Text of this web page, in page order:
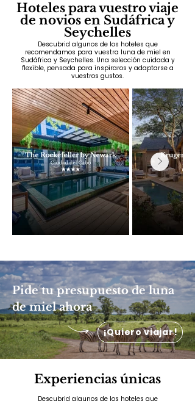
Hoteles para vuestro viaje
de novios en Sudáfrica y
Seychelles
Descubrid algunos de los hoteles que
recomendamos para vuestra luna de miel en
Sudáfrica y Seychelles. Una selección cuidada y
flexible, pensada para inspiraros y adaptarse a
vuestros gustos.
Pide tu presupuesto de luna
de miel ahora
¡Quiero viajar!
Experiencias únicas
Descubrid algunos de los hoteles que